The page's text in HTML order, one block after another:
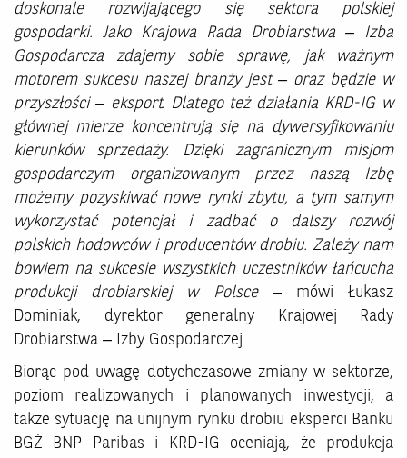
doskonale rozwijającego się sektora polskiej
gospodarki. Jako Krajowa Rada Drobiarstwa – Izba
Gospodarcza zdajemy sobie sprawę, jak ważnym
motorem sukcesu naszej branży jest – oraz będzie w
przyszłości – eksport. Dlatego też działania KRD-IG w
głównej mierze koncentrują się na dywersyfikowaniu
kierunków sprzedaży. Dzięki zagranicznym misjom
gospodarczym organizowanym przez naszą Izbę
możemy pozyskiwać nowe rynki zbytu, a tym samym
wykorzystać potencjał i zadbać o dalszy rozwój
polskich hodowców i producentów drobiu. Zależy nam
bowiem na sukcesie wszystkich uczestników łańcucha
produkcji drobiarskiej w Polsce – mówi Łukasz
Dominiak, dyrektor generalny Krajowej Rady
Drobiarstwa – Izby Gospodarczej.
Biorąc pod uwagę dotychczasowe zmiany w sektorze,
poziom realizowanych i planowanych inwestycji, a
także sytuację na unijnym rynku drobiu eksperci Banku
BGŻ BNP Paribas i KRD-IG oceniają, że produkcja